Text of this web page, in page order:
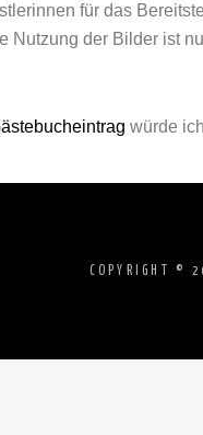
für das
Nutzung der Bilder ist
würde
COPYRIGHT ©